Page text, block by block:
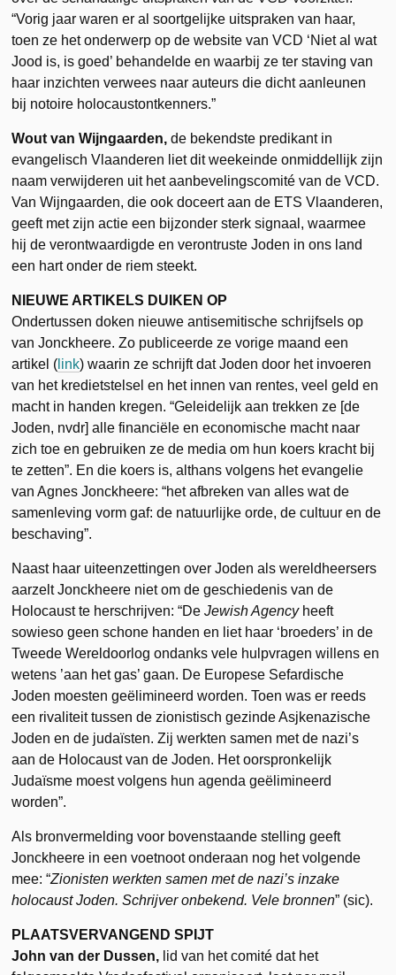
“Vorig jaar waren er al soortgelijke uitspraken van haar,
toen ze het onderwerp op de website van VCD ‘Niet al wat
Jood is, is goed’ behandelde en waarbij ze ter staving van
haar inzichten verwees naar auteurs die dicht aanleunen
bij notoire holocaustontkenners.”
Wout van Wijngaarden, de bekendste predikant in
evangelisch Vlaanderen liet dit weekeinde onmiddellijk zijn
naam verwijderen uit het aanbevelingscomité van de VCD.
Van Wijngaarden, die ook doceert aan de ETS Vlaanderen,
geeft met zijn actie een bijzonder sterk signaal, waarmee
hij de verontwaardigde en verontruste Joden in ons land
een hart onder de riem steekt.
NIEUWE ARTIKELS DUIKEN OP
Ondertussen doken nieuwe antisemitische schrijfsels op
van Jonckheere. Zo publiceerde ze vorige maand een
artikel ( link) waarin ze schrijft dat Joden door het invoeren
van het kredietstelsel en het innen van rentes, veel geld en
macht in handen kregen. “Geleidelijk aan trekken ze [de
Joden, nvdr] alle financiële en economische macht naar
zich toe en gebruiken ze de media om hun koers kracht bij
te zetten”. En die koers is, althans volgens het evangelie
van Agnes Jonckheere: “het afbreken van alles wat de
samenleving vorm gaf: de natuurlijke orde, de cultuur en de
beschaving”.
Naast haar uiteenzettingen over Joden als wereldheersers
aarzelt Jonckheere niet om de geschiedenis van de
Holocaust te herschrijven: “DeJewish Agencyheeft
sowieso geen schone handen en liet haar ‘broeders’ in de
Tweede Wereldoorlog ondanks vele hulpvragen willens en
wetens ’aan het gas’ gaan. De Europese Sefardische
Joden moesten geëlimineerd worden. Toen was er reeds
een rivaliteit tussen de zionistisch gezinde Asjkenazische
Joden en de judaïsten. Zij werkten samen met de nazi’s
aan de Holocaust van de Joden. Het oorspronkelijk
Judaïsme moest volgens hun agenda geëlimineerd
worden”.
Als bronvermelding voor bovenstaande stelling geeft
Jonckheere in een voetnoot onderaan nog het volgende
mee: “Zionisten werkten samen met de nazi’s inzake
holocaust Joden. Schrijver onbekend. Vele bronnen” (sic).
PLAATSVERVANGEND SPIJT
John van der Dussen, lid van het comité dat het